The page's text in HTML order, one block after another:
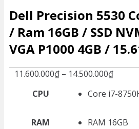
Dell Precision 5530
/ Ram 16GB / SSD
VGA P1000 4GB /
11.600.000₫ – 14.500.000₫
CPU
Core i7-
RAM RAM 16GB